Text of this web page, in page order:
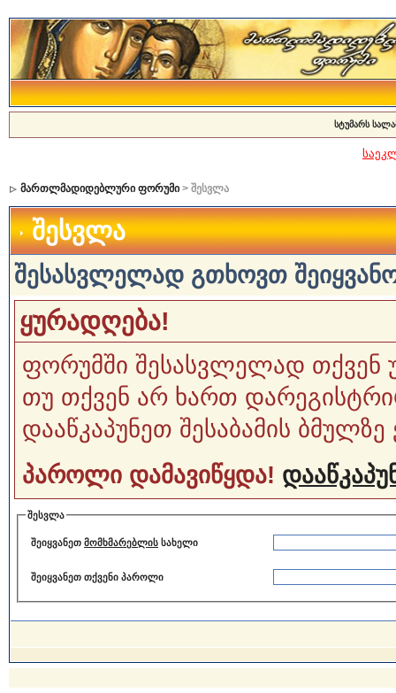
სტუმარს
მართლმადიდებლური ფორუმი> შესვლა
შესვლა
შესასვლელად გთხოვთ
ყურადღება!
ფორუმში შესასვლელად თქვენ
თუ თქვენ არ ხართ
დააწკაპუნეთ შესაბამის
პაროლი დამავიწყდა!
შესვლა
შეიყვანეთმომხმარებლის სახელი
შეიყვანეთ თქვენი პაროლი